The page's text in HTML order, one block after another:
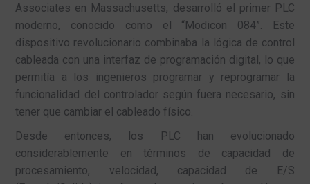
Associates en Massachusetts, desarrolló el primer PLC
moderno, conocido como el “Modicon 084”. Este
dispositivo revolucionario combinaba la lógica de control
cableada con una interfaz de programación digital, lo que
permitía a los ingenieros programar y reprogramar la
funcionalidad del controlador según fuera necesario, sin
tener que cambiar el cableado físico.
Desde entonces, los PLC han evolucionado
considerablemente en términos de capacidad de
procesamiento, velocidad, capacidad de E/S